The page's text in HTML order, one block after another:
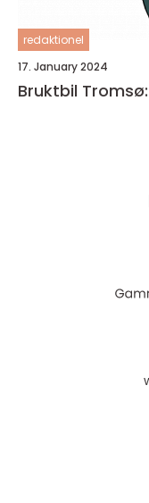
redaktionel
17. January 2024
Bruktbil